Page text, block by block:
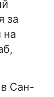
за
на
Сан-